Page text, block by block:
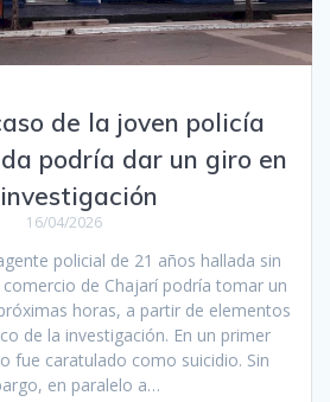
de la joven policía
podría dar un giro en
16/04/2026
policial de 21 años hallada sin
de Chajarí podría tomar un
horas, a partir de elementos
de la investigación. En un primer
fue caratulado como suicidio. Sin
en paralelo a…